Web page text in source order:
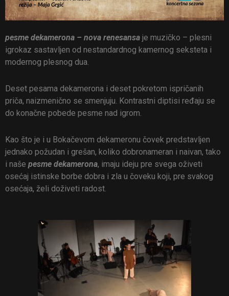
pesme dekamerona – nova renesansa je muzičko – plesni
igrokaz sastavljen od nestandardnog kamernog seksteta i
modernog plesnog dua.
Deset pesama dekamerona i deset pokretom ispričanih
priča, naizmenično se smenjuju. Kontrastni diptisi ređaju se
do konačne pobede pesme nad igrom.
Kao što je i u Bokačevom dekameronu čovek predstavljen
jednako požudan i grešan, koliko dobronameran i naivan, tako
i naše pesme dekamerona, imaju ideju pre svega oživeti
osećaj istinske borbe dobra i zla u čoveku koji, pre svakog
osećaja, želi doživeti radost.